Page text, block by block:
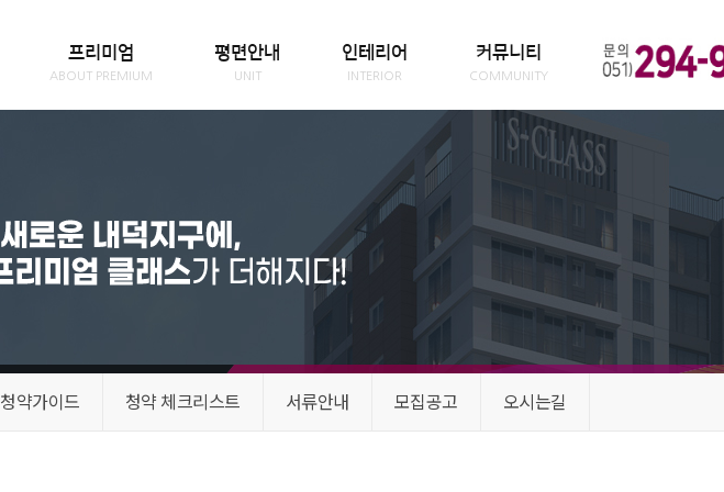
프리미엄
ABOUT PREMIUM
평면안내
UNIT
인테리어
INTERIOR
커뮤니티
COMMUNITY
청약가이드 청약 체크리스트 서류안내 모집공고 오시는길